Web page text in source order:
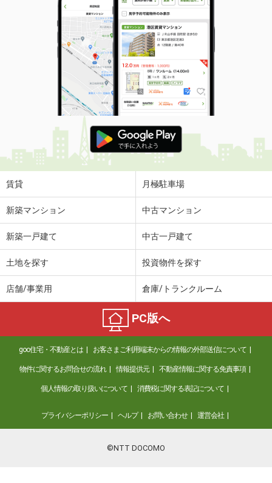
賃貸 月極駐車場
新築マンション 中古マンション
新築一戸建て 中古一戸建て
土地を探す 投資物件を探す
店舗/事業用 倉庫/トランクルーム
PC版へ
goo住宅・不動産とは お客さまご利用端末からの情報の外部送信について
物件に関するお問合せの流れ 情報提供元 不動産情報に関する免責事項
個人情報の取り扱いについて 消費税に関する表記について
プライバシーポリシー ヘルプ お問い合わせ 運営会社
©NTT DOCOMO